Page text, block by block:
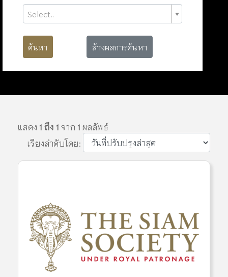
Select..
ค้นหา ล้างผลการค้นหา
แสดง1 ถึง 1จาก1 ผลลัพธ์
เรียงลำดับโดย: